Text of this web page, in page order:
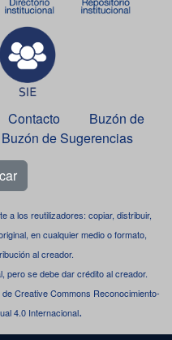
Contacto
Buzón de
Buzón de Sugerencias
a los reutilizadores: copiar, distribuir,
en cualquier medio o formato,
al creador.
pero se debe dar crédito al creador.
de Creative Commons Reconocimiento-
4.0 Internacional.